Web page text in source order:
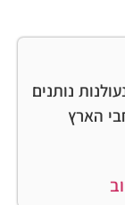
נותנים
הארץ